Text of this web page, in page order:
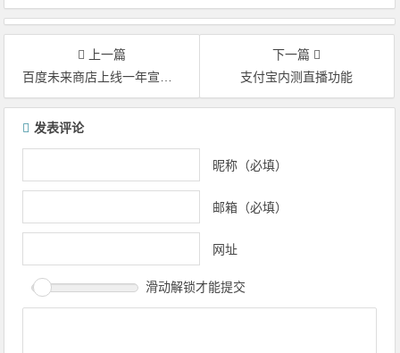
上一篇
百度未来商店上线一年宣布关闭
下一篇
支付宝内测直播功能
文章导航
发表评论
昵称（必填）
邮箱（必填）
网址
滑动解锁才能提交